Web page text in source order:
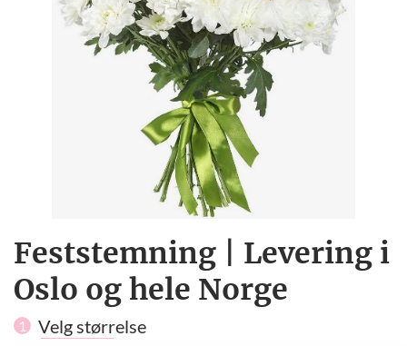
Feststemning | Levering i
Oslo og hele Norge
1 Velg størrelse